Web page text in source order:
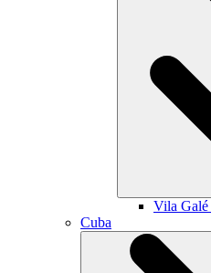
Vila Galé
Cuba